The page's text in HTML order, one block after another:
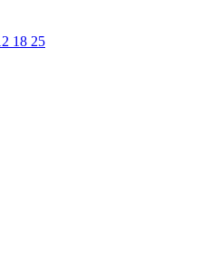
18 25